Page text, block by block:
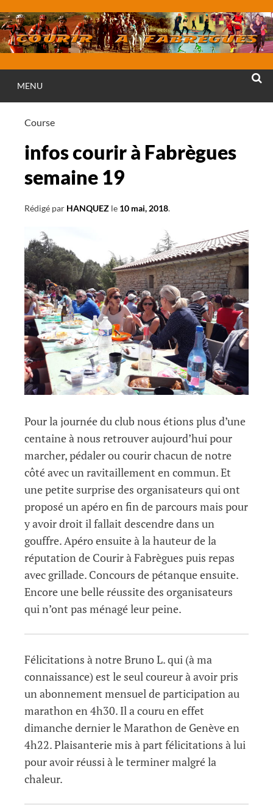
au
contenu
MENU
Course
infos courir à Fabrègues
semaine 19
Rédigé par HANQUEZ le 10 mai, 2018.
Pour la journée du club nous étions plus d’une
centaine à nous retrouver aujourd’hui pour
marcher, pédaler ou courir chacun de notre
côté avec un ravitaillement en commun. Et
une petite surprise des organisateurs qui ont
proposé un apéro en fin de parcours mais pour
y avoir droit il fallait descendre dans un
gouffre. Apéro ensuite à la hauteur de la
réputation de Courir à Fabrègues puis repas
avec grillade. Concours de pétanque ensuite.
Encore une belle réussite des organisateurs
qui n’ont pas ménagé leur peine.
Félicitations à notre Bruno L. qui (à ma
connaissance) est le seul coureur à avoir pris
un abonnement mensuel de participation au
marathon en 4h30. Il a couru en effet
dimanche dernier le Marathon de Genève en
4h22. Plaisanterie mis à part félicitations à lui
pour avoir réussi à le terminer malgré la
chaleur.